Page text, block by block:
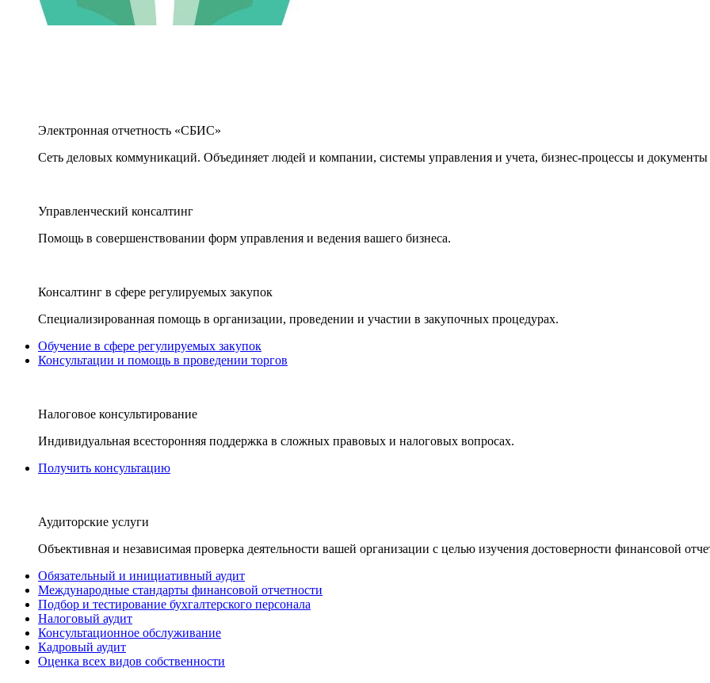
Электронная отчетность «СБИС»
Сеть деловых коммуникаций. Объединяет людей и компании, системы управления и учета, бизнес-процессы и документы
Управленческий консалтинг
Помощь в совершенствовании форм управления и ведения вашего бизнеса.
Консалтинг в сфере регулируемых закупок
Специализированная помощь в организации, проведении и участии в закупочных процедурах.
Обучение в сфере регулируемых закупок
Консультации и помощь в проведении торгов
Налоговое консультирование
Индивидуальная всесторонняя поддержка в сложных правовых и налоговых вопросах.
Получить консультацию
Аудиторские услуги
Объективная и независимая проверка деятельности вашей организации с целью изучения достоверности финансовой
Обязательный и инициативный аудит
Международные стандарты финансовой отчетности
Подбор и тестирование бухгалтерского персонала
Налоговый аудит
Консультационное обслуживание
Кадровый аудит
Оценка всех видов собственности